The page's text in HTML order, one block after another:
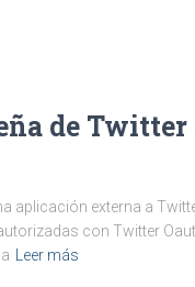
de Twitter
aplicación externa a
con Twitter
Leer más